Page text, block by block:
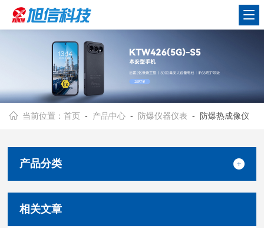
当前位置：首页 - 产品中心 - 防爆仪器仪表 - 防爆热成像仪
产品分类
相关文章